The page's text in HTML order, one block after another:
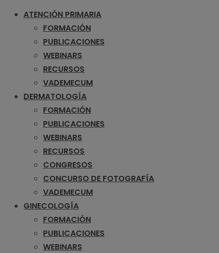
ATENCIÓN PRIMARIA
FORMACIÓN
PUBLICACIONES
WEBINARS
RECURSOS
VADEMECUM
DERMATOLOGÍA
FORMACIÓN
PUBLICACIONES
WEBINARS
RECURSOS
CONGRESOS
CONCURSO DE FOTOGRAFÍA
VADEMECUM
GINECOLOGÍA
FORMACIÓN
PUBLICACIONES
WEBINARS